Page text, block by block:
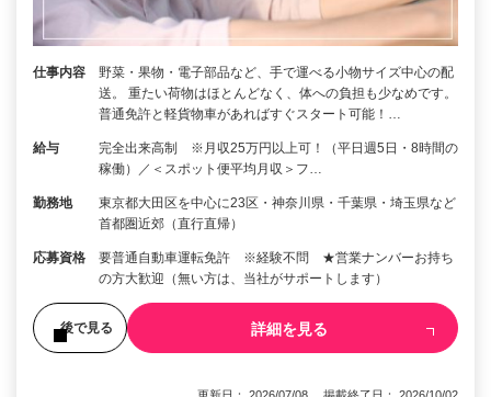
仕事内容
野菜・果物・電子部品など、手で運べる小物サイズ中心の配
送。 重たい荷物はほとんどなく、体への負担も少なめです。
普通免許と軽貨物車があればすぐスタート可能！…
給与
完全出来高制 ※月収25万円以上可！（平日週5日・8時間の
稼働）／＜スポット便平均月収＞フ…
勤務地
東京都大田区を中心に23区・神奈川県・千葉県・埼玉県など
首都圏近郊（直行直帰）
応募資格
要普通自動車運転免許 ※経験不問 ★営業ナンバーお持ち
の方大歓迎（無い方は、当社がサポートします）
後で見る 詳細を見る